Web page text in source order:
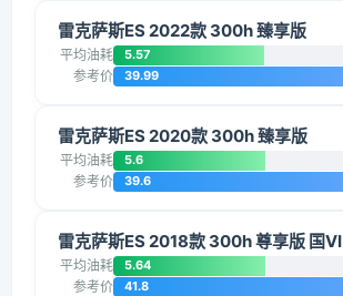
雷克萨斯ES 2022款 300h 臻享版
平均油耗 5.57
参考价 39.99
雷克萨斯ES 2020款 300h 臻享版
平均油耗 5.6
参考价 39.6
雷克萨斯ES 2018款 300h 尊享版 国VI
平均油耗 5.64
参考价 41.8